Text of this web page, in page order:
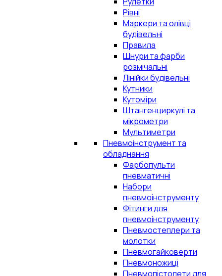
Рівні
Маркери та олівці
будівельні
Правила
Шнури та фарби
розмічальні
Лінійки будівельні
Кутники
Кутоміри
Штангенциркулі та
мікрометри
Мультиметри
Пневмоінструмент та
обладнання
Фарбопульти
пневматичні
Набори
пневмоінструменту
Фітинги для
пневмоінструменту
Пневмостеплери та
молотки
Пневмогайковерти
Пневмоножиці
Пневмопістолети для